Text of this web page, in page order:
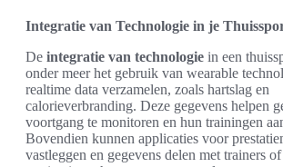
Integratie van Technologie in je
De integratie van technologie in een
onder meer het gebruik van wearable
realtime data verzamelen, zoals hartslag en
calorieverbranding. Deze gegevens helpen
voortgang te monitoren en hun trainingen
Bovendien kunnen applicaties voor
vastleggen en gegevens delen met trainers